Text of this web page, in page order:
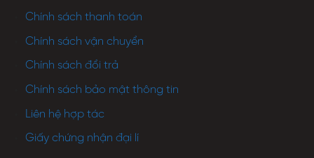
Chính sách thanh toán
Chính sách vận chuyển
Chính sách đổi trả
Chính sách bảo mật thông tin
Liên hệ hợp tác
Giấy chứng nhận đại lí